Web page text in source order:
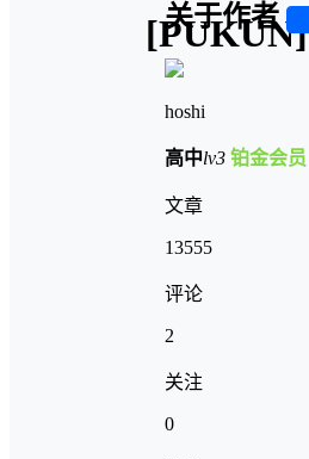
关于作者
hoshi
高中lv3 铂金会员
文章
13555
评论
2
关注
0